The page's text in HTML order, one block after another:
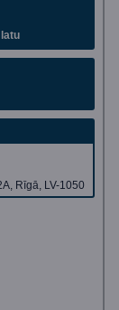
Rīgā, LV-1050